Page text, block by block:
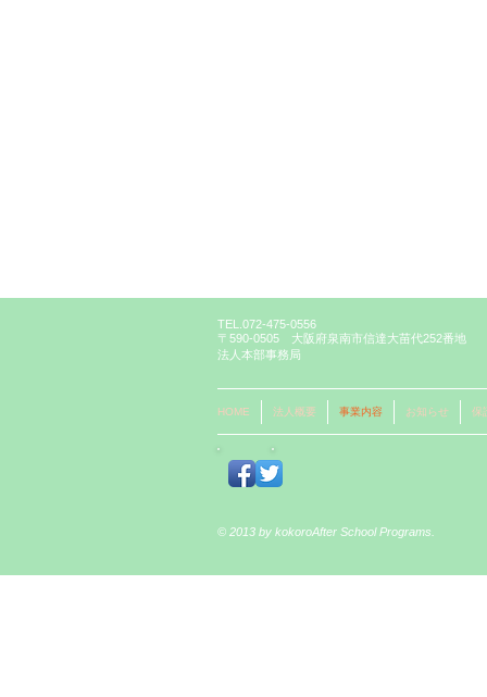
TEL.072-475-0556
〒590-0505 大阪府泉南市信達大苗代252番地
法人本部事務局
HOME 法人概要 事業内容 お知らせ 保
© 2013 by kokoroAfter School Programs.